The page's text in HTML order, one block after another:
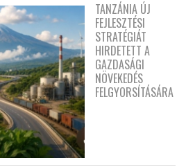
TANZÁNIA ÚJ
FEJLESZTÉSI
STRATÉGIÁT
HIRDETETT A
GAZDASÁGI
NÖVEKEDÉS
FELGYORSÍTÁSÁRA